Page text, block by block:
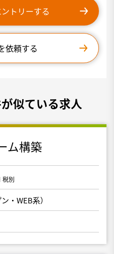
トリーする
依頼する
似ている求人
ム構築
税別
・WEB系）